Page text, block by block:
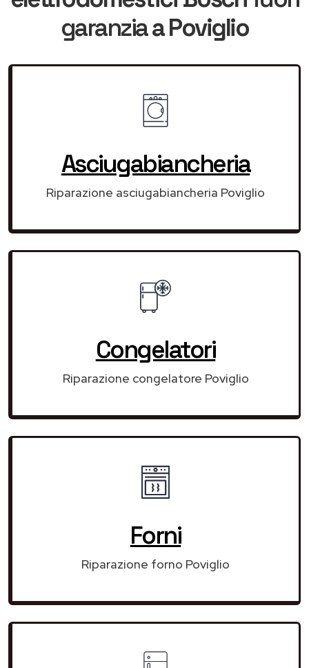
garanziaa Poviglio
Asciugabiancheria
Riparazione asciugabiancheria Poviglio
Congelatori
Riparazione congelatore Poviglio
Forni
Riparazione forno Poviglio